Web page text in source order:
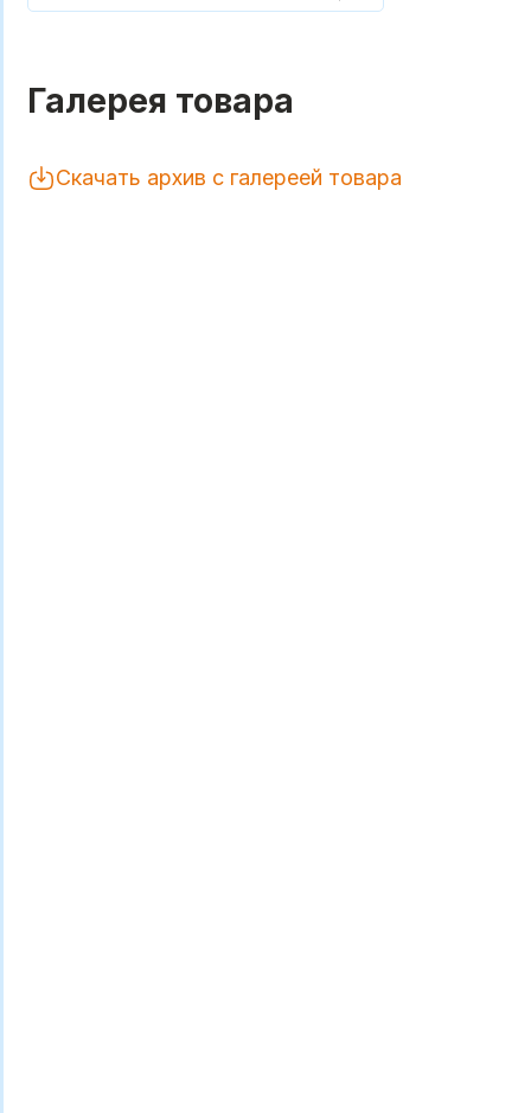
Галерея товара
Скачать архив с галереей товара